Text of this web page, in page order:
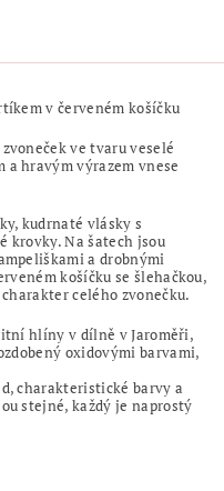
v červeném košíčku
ve tvaru veselé
a hravým výrazem vnese
kudrnaté vlásky s
krovky. Na šatech jsou
a drobnými
košíčku se šlehačkou,
celého zvonečku.
hlíny v dílně v Jaroměři,
oxidovými barvami,
charakteristické barvy a
stejné, každý je naprostý